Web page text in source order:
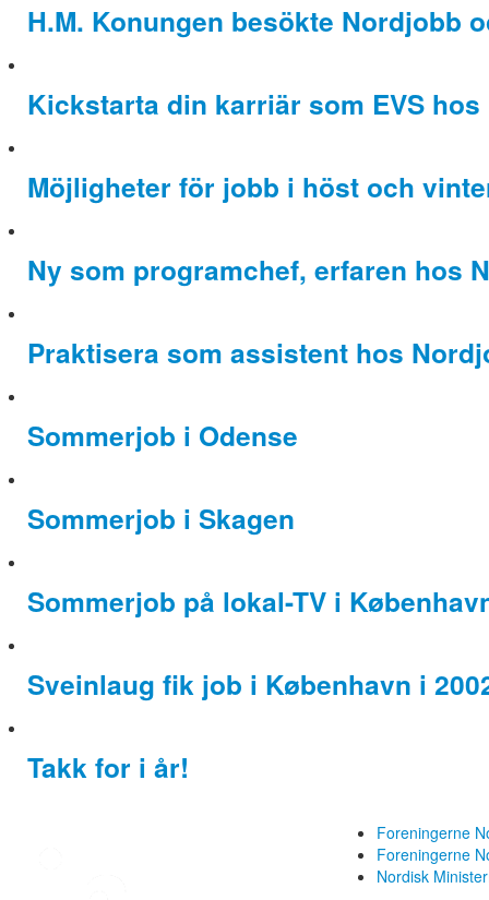
H.M. Konungen besökte Nordjobb
Kickstarta din karriär som EVS
Möjligheter för jobb i höst och
Ny som programchef, erfaren hos
Praktisera som assistent hos
Sommerjob i Odense
Sommerjob i Skagen
Sommerjob på lokal-TV i
Sveinlaug fik job i København i
Takk for i år!
Foreningerne
Foreningerne
Nordisk